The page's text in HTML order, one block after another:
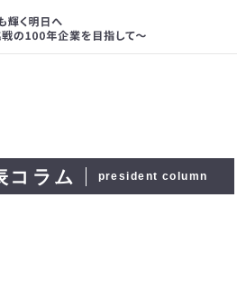
コラム president column